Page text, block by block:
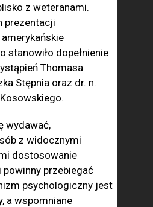
z weteranami.
prezentacji
stanowiło dopełnienie
Thomasa
Stępnia oraz dr. n.
wydawać,
z widocznymi
dostosowanie
przebiegać
psychologiczny jest
a wspomniane